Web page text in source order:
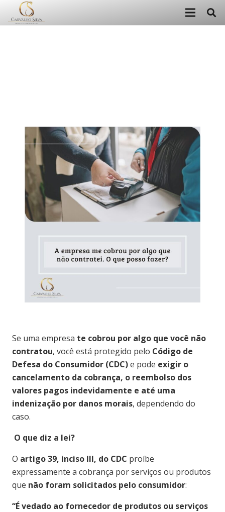
Se uma empresa te cobrou por algo que você não
contratou, você está protegido pelo Código de
Defesa do Consumidor (CDC)e pode exigir o
cancelamento da cobrança, o reembolso dos
valores pagos indevidamente e até uma
indenização por danos morais, dependendo do
caso.
O que diz a lei?
O artigo 39, inciso III, do CDC proíbe
expressamente a cobrança por serviços ou produtos
que não foram solicitados pelo consumidor:
“É vedado ao fornecedor de produtos ou serviços